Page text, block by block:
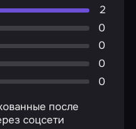
2
0
0
0
0
после
соцсети